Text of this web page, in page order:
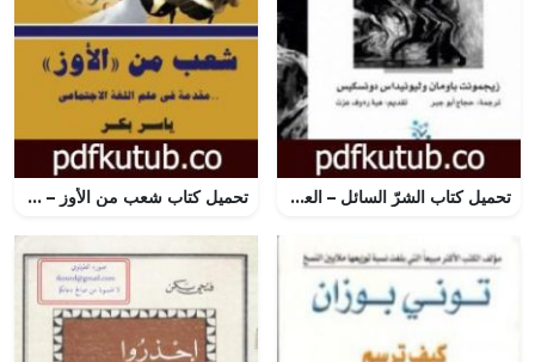
تحميل كتاب الشرّ السائل – العيش مع اللابديل PDF تأليف زيجمونت باومان مجانا [كامل] تحميل كتاب شعب من الأوز – مقدمة في علم اللغة الاجتماعي PDF تأليف ياسر بكر مجانا [كامل]